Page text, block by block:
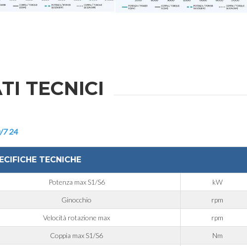
TECNICI
7 24
TECNICHE
Potenza max S1/S6 kW
Ginocchio rpm
Velocità rotazione max rpm
Coppia max S1/S6 Nm